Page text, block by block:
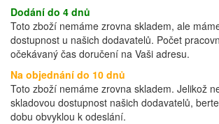
Dodání do 4 dnů
Toto zboží nemáme zrovna skladem, ale
dostupnost u našich dodavatelů. Počet
očekávaný čas doručení na Vaši adresu.
Na objednání do 10 dnů
Toto zboží nemáme zrovna skladem. Jelikož
skladovou dostupnost našich dodavatelů,
dobu obvyklou k odeslání.